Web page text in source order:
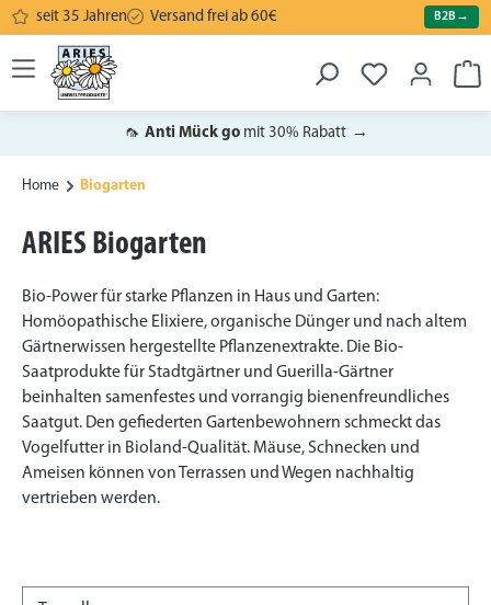
springen
seit 35 Jahren Versand frei ab 60€ B2B→
🦟 Anti Mück go mit 30% Rabatt →
Home Biogarten
ARIES Biogarten
Bio-Power für starke Pflanzen in Haus und Garten:
Homöopathische Elixiere, organische Dünger und nach altem
Gärtnerwissen hergestellte Pflanzenextrakte. Die Bio-
Saatprodukte für Stadtgärtner und Guerilla-Gärtner
beinhalten samenfestes und vorrangig bienenfreundliches
Saatgut. Den gefiederten Gartenbewohnern schmeckt das
Vogelfutter in Bioland-Qualität. Mäuse, Schnecken und
Ameisen können von Terrassen und Wegen nachhaltig
vertrieben werden.